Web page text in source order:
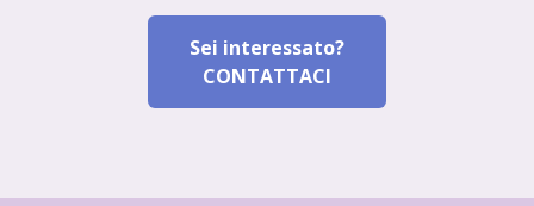
Sei interessato?
CONTATTACI